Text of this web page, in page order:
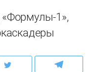
«Формулы-1»,